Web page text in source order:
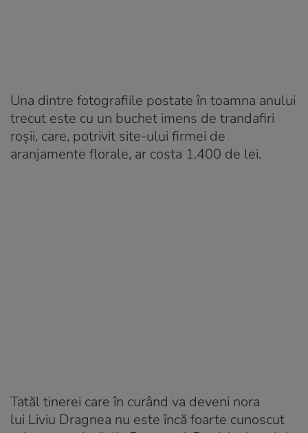
Una dintre fotografiile postate în toamna anului
trecut este cu un buchet imens de trandafiri
roșii, care, potrivit site-ului firmei de
aranjamente florale, ar costa 1.400 de lei.
Tatăl tinerei care în curând va deveni nora
lui Liviu Dragnea nu este încă foarte cunoscut